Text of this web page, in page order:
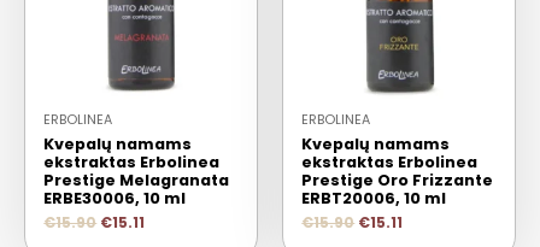
ERBOLINEA
Kvepalų namams
ekstraktas Erbolinea
Prestige Melagranata
ERBE30006, 10 ml
€15.90 €15.11
ERBOLINEA
Kvepalų namams
ekstraktas Erbolinea
Prestige Oro Frizzante
ERBT20006, 10 ml
€15.90 €15.11